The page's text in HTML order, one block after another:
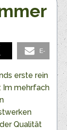
E-
Mail
erste rein
Im mehrfach
Qualität